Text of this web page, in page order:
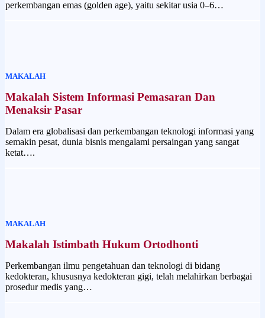
perkembangan emas (golden age), yaitu sekitar usia 0–6…
MAKALAH
Makalah Sistem Informasi Pemasaran Dan
Menaksir Pasar
Dalam era globalisasi dan perkembangan teknologi informasi yang
semakin pesat, dunia bisnis mengalami persaingan yang sangat
ketat….
MAKALAH
Makalah Istimbath Hukum Ortodhonti
Perkembangan ilmu pengetahuan dan teknologi di bidang
kedokteran, khususnya kedokteran gigi, telah melahirkan berbagai
prosedur medis yang…